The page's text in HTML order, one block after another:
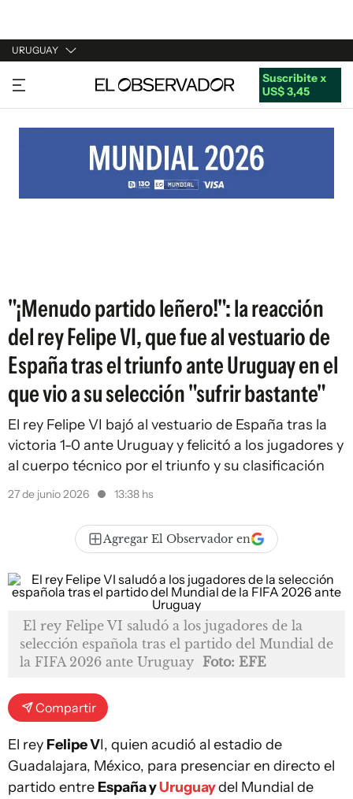
URUGUAY
URUGUAY
ARGENTINA
ESTADOS UNIDOS
Suscribite x
US$ 3,45
"¡Menudo partido leñero!": la reacción
del rey Felipe VI, que fue al vestuario de
España tras el triunfo ante Uruguay en el
que vio a su selección "sufrir bastante"
El rey Felipe VI bajó al vestuario de España tras la
victoria 1-0 ante Uruguay y felicitó a los jugadores y
al cuerpo técnico por el triunfo y su clasificación
27 de junio 2026 13:38 hs
Agregar El Observador en
El rey Felipe VI saludó a los jugadores de la
selección española tras el partido del Mundial de
la FIFA 2026 ante Uruguay Foto: EFE
Compartir
El rey Felipe VI, quien acudió al estadio de
Guadalajara, México, para presenciar en directo el
partido entre España yUruguaydel Mundial de